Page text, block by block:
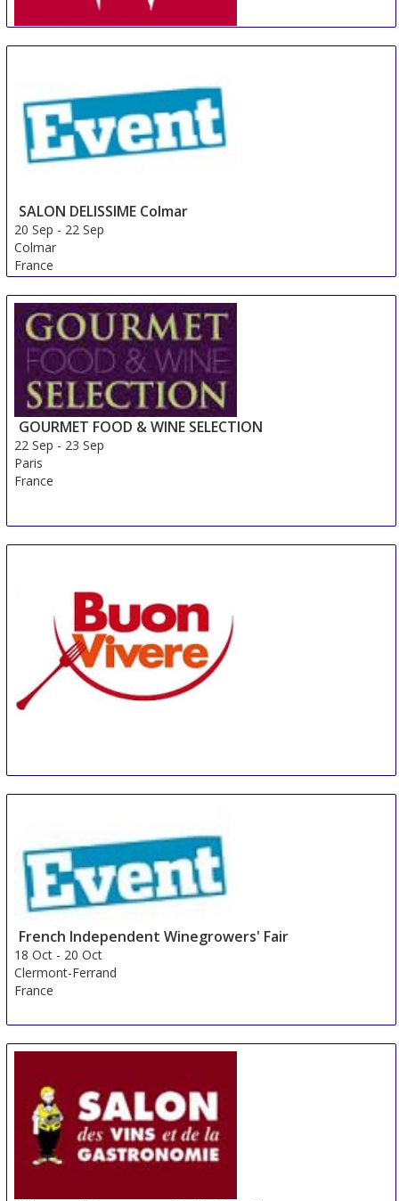
SALON DELISSIME Colmar
20 Sep - 22 Sep
Colmar
France
GOURMET FOOD & WINE SELECTION
22 Sep - 23 Sep
Paris
France
French Independent Winegrowers' Fair
18 Oct - 20 Oct
Clermont-Ferrand
France